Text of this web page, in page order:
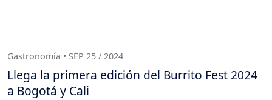
Gastronomía • SEP 25 / 2024
Llega la primera edición del Burrito Fest 2024
a Bogotá y Cali